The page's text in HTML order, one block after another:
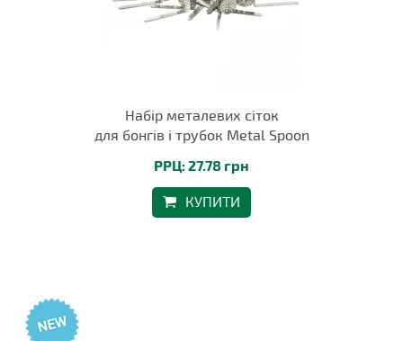
Набір металевих сіток
для бонгів і трубок Metal Spoon
РРЦ: 27.78 грн
КУПИТИ